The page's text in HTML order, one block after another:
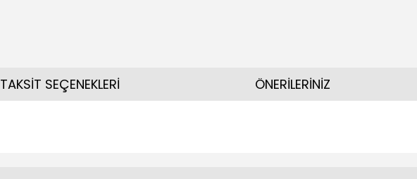
TAKSİT SEÇENEKLERİ ÖNERİLERİNİZ